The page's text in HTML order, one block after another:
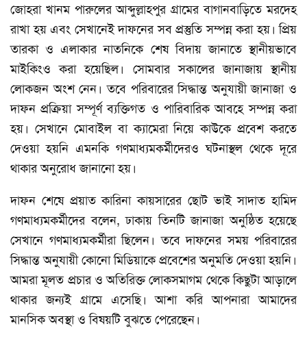
জোহরা খানম পারুলের আব্দুল্লাহপুর গ্রামের বাগানবাড়িতে মরদেহ
রাখা হয় এবং সেখানেই দাফনের সব প্রস্তুতি সম্পন্ন করা হয়। প্রিয়
তারকা ও এলাকার নাতনিকে শেষ বিদায় জানাতে স্থানীয়ভাবে
মাইকিংও করা হয়েছিল। সোমবার সকালের জানাজায় স্থানীয়
লোকজন অংশ নেন। তবে পরিবারের সিদ্ধান্ত অনুযায়ী জানাজা ও
দাফন প্রক্রিয়া সম্পূর্ণ ব্যক্তিগত ও পারিবারিক আবহে সম্পন্ন করা
হয়। সেখানে মোবাইল বা ক্যামেরা নিয়ে কাউকে প্রবেশ করতে
দেওয়া হয়নি এমনকি গণমাধ্যমকর্মীদেরও ঘটনাস্থল থেকে দূরে
থাকার অনুরোধ জানানো হয়।
দাফন শেষে প্রয়াত কারিনা কায়সারের ছোট ভাই সাদাত হামিদ
গণমাধ্যমকর্মীদের বলেন, ঢাকায় তিনটি জানাজা অনুষ্ঠিত হয়েছে
সেখানে গণমাধ্যমকর্মীরা ছিলেন। তবে দাফনের সময় পরিবারের
সিদ্ধান্ত অনুযায়ী কোনো মিডিয়াকে প্রবেশের অনুমতি দেওয়া হয়নি।
আমরা মূলত প্রচার ও অতিরিক্ত লোকসমাগম থেকে কিছুটা আড়ালে
থাকার জন্যই গ্রামে এসেছি। আশা করি আপনারা আমাদের
মানসিক অবস্থা ও বিষয়টি বুঝতে পেরেছেন।